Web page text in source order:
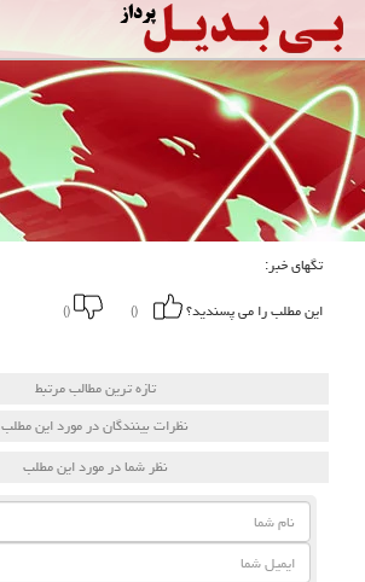
تگهای خبر:
این مطلب را می پسندید؟
()
()
تازه ترین مطالب مرتبط
نظرات بینندگان در مورد این مطلب
نظر شما در مورد این مطلب